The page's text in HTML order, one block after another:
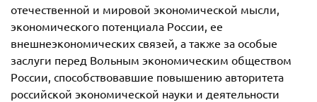
отечественной и мировой экономической мысли,
экономического потенциала России, ее
внешнеэкономических связей, а также за особые
заслуги перед Вольным экономическим обществом
России, способствовавшие повышению авторитета
российской экономической науки и деятельности